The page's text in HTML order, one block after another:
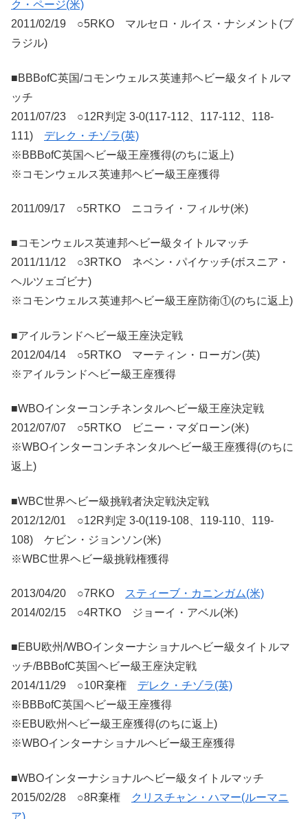
ク・ページ(米)
2011/02/19 ○5RKO マルセロ・ルイス・ナシメント(ブ
ラジル)
■BBBofC英国/コモンウェルス英連邦ヘビー級タイトルマ
ッチ
2011/07/23 ○12R判定 3-0(117-112、117-112、118-
111) デレク・チゾラ(英)
※BBBofC英国ヘビー級王座獲得(のちに返上)
※コモンウェルス英連邦ヘビー級王座獲得
2011/09/17 ○5RTKO ニコライ・フィルサ(米)
■コモンウェルス英連邦ヘビー級タイトルマッチ
2011/11/12 ○3RTKO ネベン・パイケッチ(ボスニア・
ヘルツェゴビナ)
※コモンウェルス英連邦ヘビー級王座防衛①(のちに返上)
■アイルランドヘビー級王座決定戦
2012/04/14 ○5RTKO マーティン・ローガン(英)
※アイルランドヘビー級王座獲得
■WBOインターコンチネンタルヘビー級王座決定戦
2012/07/07 ○5RTKO ビニー・マダローン(米)
※WBOインターコンチネンタルヘビー級王座獲得(のちに
返上)
■WBC世界ヘビー級挑戦者決定戦決定戦
2012/12/01 ○12R判定 3-0(119-108、119-110、119-
108) ケビン・ジョンソン(米)
※WBC世界ヘビー級挑戦権獲得
2013/04/20 ○7RKO
スティーブ・カニンガム(米)
2014/02/15 ○4RTKO ジョーイ・アベル(米)
■EBU欧州/WBOインターナショナルヘビー級タイトルマ
ッチ/BBBofC英国ヘビー級王座決定戦
2014/11/29 ○10R棄権 デレク・チゾラ(英)
※BBBofC英国ヘビー級王座獲得
※EBU欧州ヘビー級王座獲得(のちに返上)
※WBOインターナショナルヘビー級王座獲得
■WBOインターナショナルヘビー級タイトルマッチ
2015/02/28 ○8R棄権
クリスチャン・ハマー(ルーマニ
ア)